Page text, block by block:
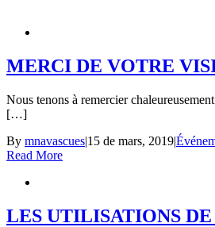
MERCI DE VOTRE
Nous tenons à remercier
[…]
By mnavascues|15 de mars, 2019|
Read More
LES UTILISATIONS